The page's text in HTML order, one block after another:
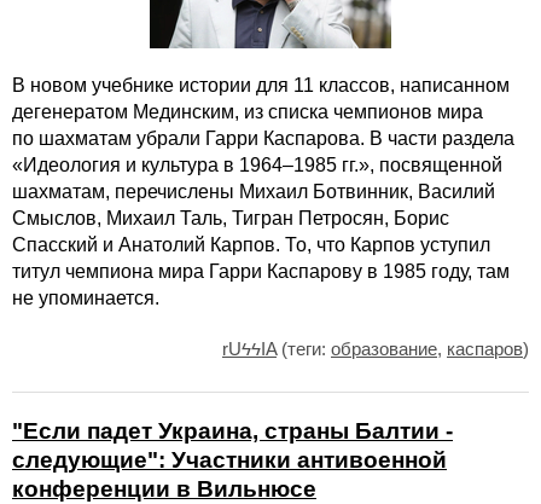
В новом учебнике истории для 11 классов, написанном
дегенератом Мединским, из списка чемпионов мира
по шахматам убрали Гарри Каспарова. В части раздела
«Идеология и культура в 1964–1985 гг.», посвященной
шахматам, перечислены Михаил Ботвинник, Василий
Смыслов, Михаил Таль, Тигран Петросян, Борис
Спасский и Анатолий Карпов. То, что Карпов уступил
титул чемпиона мира Гарри Каспарову в 1985 году, там
не упоминается.
rUϟϟIA(теги: образование, каспаров)
"Если падет Украина, страны Балтии -
следующие": Участники антивоенной
конференции в Вильнюсе